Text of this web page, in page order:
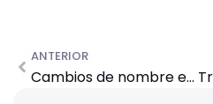
ANTERIOR
Cambios de nombre en títulos